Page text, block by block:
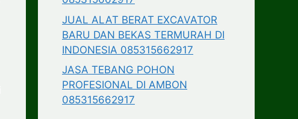
JUAL ALAT BERAT EXCAVATOR
BARU DAN BEKAS TERMURAH DI
INDONESIA 085315662917
JASA TEBANG POHON
PROFESIONAL DI AMBON
085315662917